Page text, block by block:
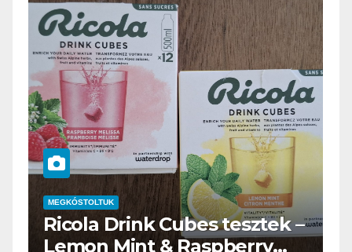
MEGKÓSTOLTUK
Waterdrop üdítő kapszula
teszt